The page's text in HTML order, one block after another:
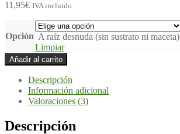
11,95€ IVA incluido
Opción A raíz desnuda (sin sustrato ni maceta)
Limpiar
Dionaea
'Microdent'
planta
cantidad
Añadir al carrito
Descripción
Información adicional
Valoraciones (3)
Descripción